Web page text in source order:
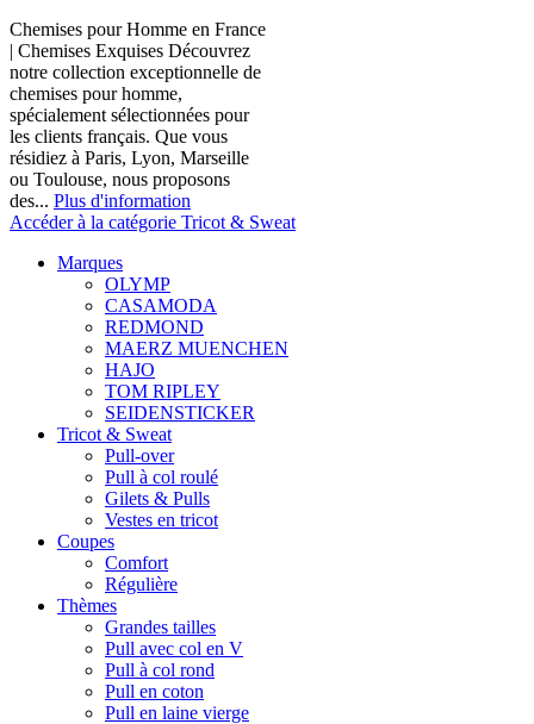
Chemises pour Homme en France
| Chemises Exquises Découvrez
notre collection exceptionnelle de
chemises pour homme,
spécialement sélectionnées pour
les clients français. Que vous
résidiez à Paris, Lyon, Marseille
ou Toulouse, nous proposons
des... Plus d'information
Accéder à la catégorie Tricot & Sweat
Marques
OLYMP
CASAMODA
REDMOND
MAERZ MUENCHEN
HAJO
TOM RIPLEY
SEIDENSTICKER
Tricot & Sweat
Pull-over
Pull à col roulé
Gilets & Pulls
Vestes en tricot
Coupes
Comfort
Régulière
Thèmes
Grandes tailles
Pull avec col en V
Pull à col rond
Pull en coton
Pull en laine vierge